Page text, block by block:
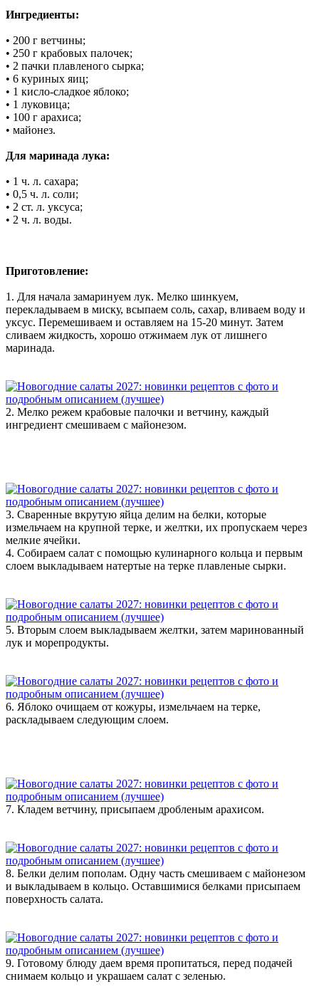
Ингредиенты:
• 200 г ветчины;
• 250 г крабовых палочек;
• 2 пачки плавленого сырка;
• 6 куриных яиц;
• 1 кисло-сладкое яблоко;
• 1 луковица;
• 100 г арахиса;
• майонез.
Для маринада лука:
• 1 ч. л. сахара;
• 0,5 ч. л. соли;
• 2 ст. л. уксуса;
• 2 ч. л. воды.
Приготовление:
1. Для начала замаринуем лук. Мелко шинкуем,
перекладываем в миску, всыпаем соль, сахар, вливаем воду и
уксус. Перемешиваем и оставляем на 15-20 минут. Затем
сливаем жидкость, хорошо отжимаем лук от лишнего
маринада.
2. Мелко режем крабовые палочки и ветчину, каждый
ингредиент смешиваем с майонезом.
3. Сваренные вкрутую яйца делим на белки, которые
измельчаем на крупной терке, и желтки, их пропускаем через
мелкие ячейки.
4. Собираем салат с помощью кулинарного кольца и первым
слоем выкладываем натертые на терке плавленые сырки.
5. Вторым слоем выкладываем желтки, затем маринованный
лук и морепродукты.
6. Яблоко очищаем от кожуры, измельчаем на терке,
раскладываем следующим слоем.
7. Кладем ветчину, присыпаем дробленым арахисом.
8. Белки делим пополам. Одну часть смешиваем с майонезом
и выкладываем в кольцо. Оставшимися белками присыпаем
поверхность салата.
9. Готовому блюду даем время пропитаться, перед подачей
снимаем кольцо и украшаем салат с зеленью.